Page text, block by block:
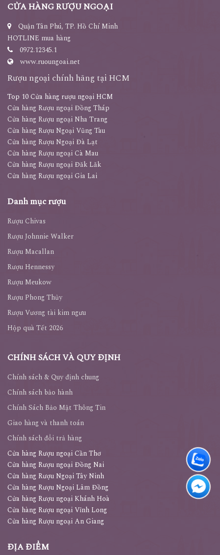
CỬA HÀNG RƯỢU NGOẠI
Quận Tân Phú, TP. Hồ Chí Minh
HOTLINE mua hàng
0972.12345.1
www.ruoungoai.net
Rượu ngoại chính hãng tại HCM
Top 10 Cửa hàng rượu ngoại HCM
Cửa hàng Rượu ngoại Đồng Tháp
Cửa hàng Rượu ngoại Nha Trang
Cửa hàng Rượu Ngoại Vũng Tàu
Cửa hàng Rượu Ngoại Đà Lạt
Cửa hàng Rượu ngoại Cà Mau
Cửa hàng Rượu ngoại Đăk Lăk
Cửa hàng Rượu ngoại Gia Lai
Danh mục rượu
Rượu Chivas
Rượu Johnnie Walker
Rượu Macallan
Rượu Hennessy
Rượu Meukow
Rượu Phong Thủy
Rượu Vương tài kim ngưu
Hộp quà Tết 2026
CHÍNH SÁCH VÀ QUY ĐỊNH
Chính sách & Quy định chung
Chính sách bảo hành
Chính Sách Bảo Mật Thông Tin
Giao hàng và thanh toán
Chính sách đổi trả hàng
Cửa hàng Rượu ngoại Cần Thơ
Cửa hàng Rượu ngoại Đồng Nai
Cửa hàng Rượu Ngoại Tây Ninh
Cửa hàng Rượu Ngoại Lâm Đồng
Cửa hàng Rượu ngoại Khánh Hoà
Cửa hàng Rượu ngoại Vĩnh Long
Cửa hàng Rượu ngoại An Giang
ĐỊA ĐIỂM